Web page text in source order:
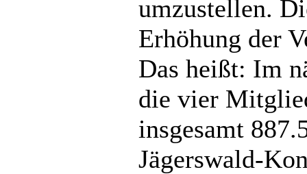
umzustellen.
Erhöhung der
Das heißt: Im
die vier
insgesamt
Jägerswald-